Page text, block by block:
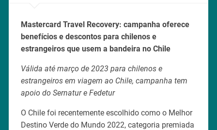
Mastercard Travel Recovery: campanha oferece
benefícios e descontos para chilenos e
estrangeiros que usem a bandeira no Chile
Válida até março de 2023 para chilenos e
estrangeiros em viagem ao Chile, campanha tem
apoio do Sernatur e Fedetur
O Chile foi recentemente escolhido como o Melhor
Destino Verde do Mundo 2022, categoria premiada